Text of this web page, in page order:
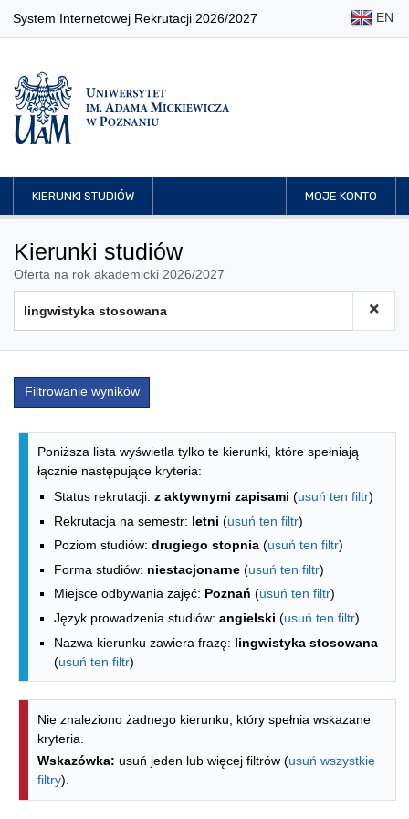
System Internetowej Rekrutacji 2026/2027 EN
KIERUNKI STUDIÓW MOJE KONTO
Kierunki studiów
Oferta na rok akademicki 2026/2027
Filtrowanie wyników
Lista kierunków - spis według
Poniższa lista wyświetla tylko te kierunki, które spełniają
łącznie następujące kryteria:
Status rekrutacji: z aktywnymi zapisami (usuń ten filtr)
Rekrutacja na semestr: letni (usuń ten filtr)
Poziom studiów: drugiego stopnia (usuń ten filtr)
Forma studiów: niestacjonarne (usuń ten filtr)
Miejsce odbywania zajęć: Poznań (usuń ten filtr)
Język prowadzenia studiów: angielski (usuń ten filtr)
Nazwa kierunku zawiera frazę: lingwistyka stosowana
(usuń ten filtr)
Nie znaleziono żadnego kierunku, który spełnia wskazane
kryteria.
Wskazówka: usuń jeden lub więcej filtrów (usuń wszystkie
filtry).